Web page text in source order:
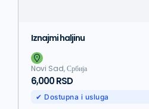
Iznajmi haljinu
Novi Sad, Србија
6,000 RSD
✔ Dostupna i usluga